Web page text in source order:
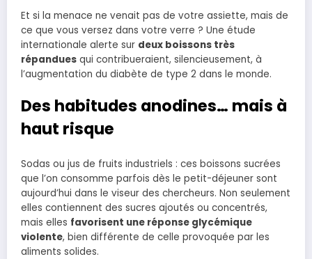
Et si la menace ne venait pas de votre assiette, mais de
ce que vous versez dans votre verre ? Une étude
internationale alerte sur deux boissons très
répandues qui contribueraient, silencieusement, à
l’augmentation du diabète de type 2 dans le monde.
Des habitudes anodines… mais à
haut risque
Sodas ou jus de fruits industriels : ces boissons sucrées
que l’on consomme parfois dès le petit-déjeuner sont
aujourd’hui dans le viseur des chercheurs. Non seulement
elles contiennent des sucres ajoutés ou concentrés,
mais elles favorisent une réponse glycémique
violente, bien différente de celle provoquée par les
aliments solides.